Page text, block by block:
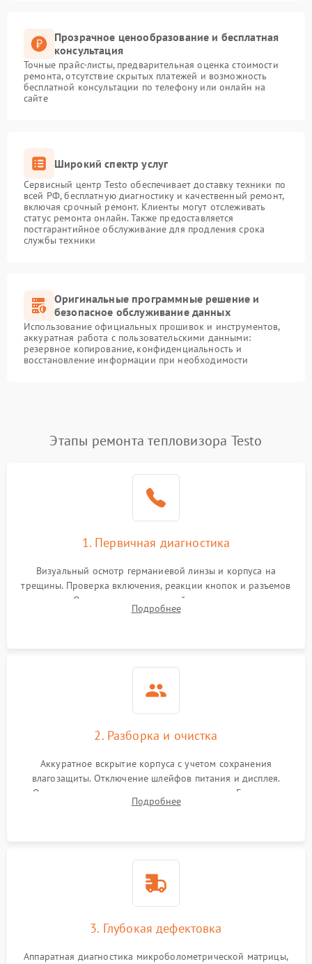
Прозрачное ценообразование и бесплатная
консультация
Точные прайс-листы, предварительная оценка стоимости
ремонта, отсутствие скрытых платежей и возможность
бесплатной консультации по телефону или онлайн на
сайте
Широкий спектр услуг
Сервисный центр Testo обеспечивает доставку техники по
всей РФ, бесплатную диагностику и качественный ремонт,
включая срочный ремонт. Клиенты могут отслеживать
статус ремонта онлайн. Также предоставляется
постгарантийное обслуживание для продления срока
службы техники
Оригинальные программные решение и
безопасное обслуживание данных
Использование официальных прошивок и инструментов,
аккуратная работа с пользовательскими данными:
резервное копирование, конфиденциальность и
восстановление информации при необходимости
Этапы ремонта тепловизора Testo
1. Первичная диагностика
Визуальный осмотр германиевой линзы и корпуса на
трещины. Проверка включения, реакции кнопок и разъемов
зарядки. Оценка вывода тепловой сигнатуры на экран,
проверка базовых функций и считывание системных
Подробнее
2. Разборка и очистка
Аккуратное вскрытие корпуса с учетом сохранения
влагозащиты. Отключение шлейфов питания и дисплея.
Очистка внутренних плат от окислов и пыли. Бережная
обработка германиевого объектива специализированными
Подробнее
3. Глубокая дефектовка
Аппаратная диагностика микроболометрической матрицы,